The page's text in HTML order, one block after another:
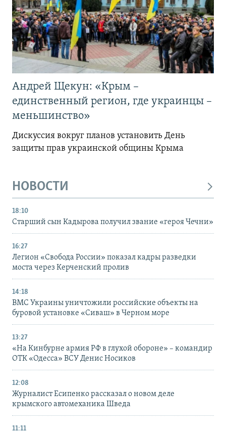
Андрей Щекун: «Крым –
единственный регион, где украинцы –
меньшинство»
Дискуссия вокруг планов установить День
защиты прав украинской общины Крыма
НОВОСТИ
18:10
Старший сын Кадырова получил звание «героя Чечни»
16:27
Легион «Свобода России» показал кадры разведки
моста через Керченский пролив
14:18
ВМС Украины уничтожили российские объекты на
буровой установке «Сиваш» в Черном море
13:27
«На Кинбурне армия РФ в глухой обороне» – командир
ОТК «Одесса» ВСУ Денис Носиков
12:08
Журналист Есипенко рассказал о новом деле
крымского автомеханика Шведа
11:11